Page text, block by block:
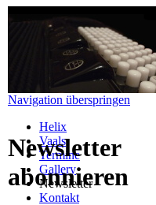
Navigation überspringen
Helix
Vaals
Termine
Gallery
Newsletter
Kontakt
Newsletter
abonnieren